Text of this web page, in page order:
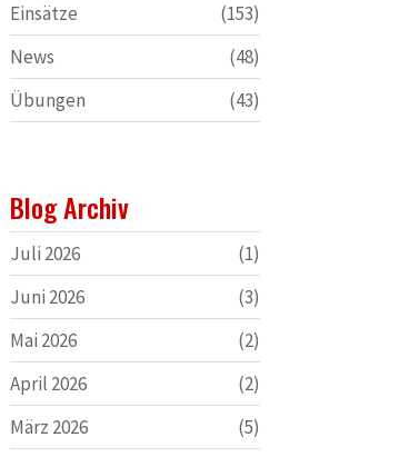
Einsätze
(153)
News
(48)
Übungen
(43)
Blog Archiv
Juli 2026
(1)
Juni 2026
(3)
Mai 2026
(2)
April 2026
(2)
März 2026
(5)